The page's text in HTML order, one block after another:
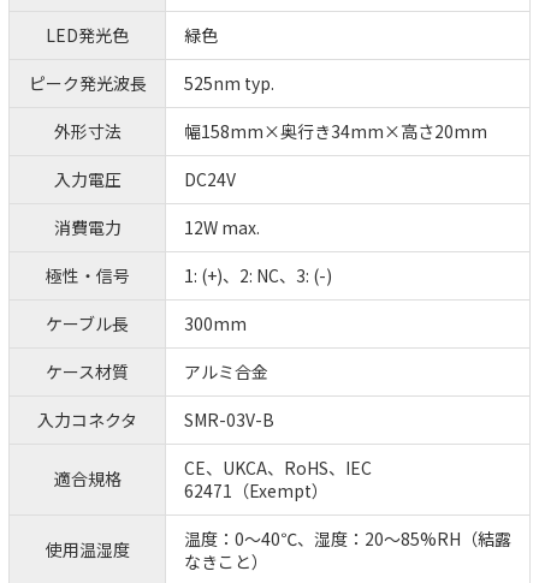
LED発光色
緑色
ピーク発光波長
525nm typ.
外形寸法
幅158mm×奥行き34mm×高さ20mm
入力電圧
DC24V
消費電力
12W max.
極性・信号
1: (+)、2: NC、3: (-)
ケーブル長
300mm
ケース材質
アルミ合金
入力コネクタ
SMR-03V-B
適合規格
CE、UKCA、RoHS、IEC
62471（Exempt）
使用温湿度
温度：0～40℃、湿度：20～85%RH（結露
なきこと）